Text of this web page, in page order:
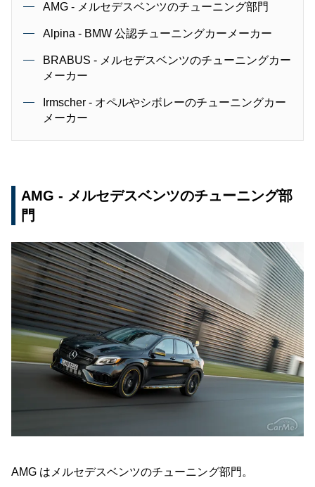
AMG - メルセデスベンツのチューニング部門
Alpina - BMW 公認チューニングカーメーカー
BRABUS - メルセデスベンツのチューニングカー
メーカー
Irmscher - オペルやシボレーのチューニングカー
メーカー
AMG - メルセデスベンツのチューニング部
門
AMG はメルセデスベンツのチューニング部門。